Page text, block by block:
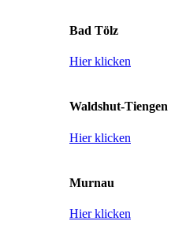
Bad Tölz
Hier klicken
Waldshut-Tiengen
Hier klicken
Murnau
Hier klicken